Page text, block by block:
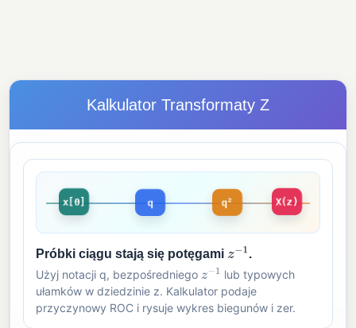
Kalkulator Transformaty Z
x[0] q² X(z)
Próbki ciągu stają się potęgami z− 1.
Użyj notacji q, bezpośredniego z− 1 lub typowych
ułamków w dziedzinie z. Kalkulator podaje
przyczynowy ROC i rysuje wykres biegunów i zer.